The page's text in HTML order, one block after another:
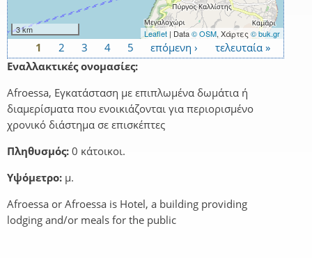
3 km Leaflet | Data© OSM, Χάρτες © buk.gr
Σελίδες
1 2 3 4 5 επόμενη ›
τελευταία »
Εναλλακτικές ονομασίες:
Afroessa, Εγκατάσταση με επιπλωμένα δωμάτια ή
διαμερίσματα που ενοικιάζονται για περιορισμένο
χρονικό διάστημα σε επισκέπτες
Πληθυσμός: 0 κάτοικοι.
Υψόμετρο: μ.
Afroessa or Afroessa is Hotel, a building providing
lodging and/or meals for the public